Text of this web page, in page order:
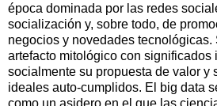
época dominada por las redes
socialización y, sobre todo, de
negocios y novedades tecnológicas.
artefacto mitológico con significados
socialmente su propuesta de valor y
ideales auto-cumplidos. El big data
como un asidero en el que las